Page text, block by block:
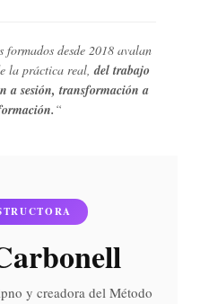
formados desde 2018 avalan
la práctica real,del trabajo
a sesión, transformación a
“
y creadora del Método